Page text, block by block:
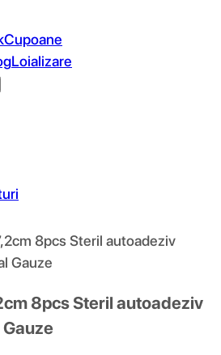
Cupoane
Loializare
8pcs Steril autoadeziv
Gauze
8pcs Steril autoadeziv